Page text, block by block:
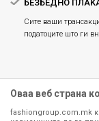
БЕЗБЕДНО
Сите ваши
податоците што ги
Оваа веб страна
fashiongroup.com.mk